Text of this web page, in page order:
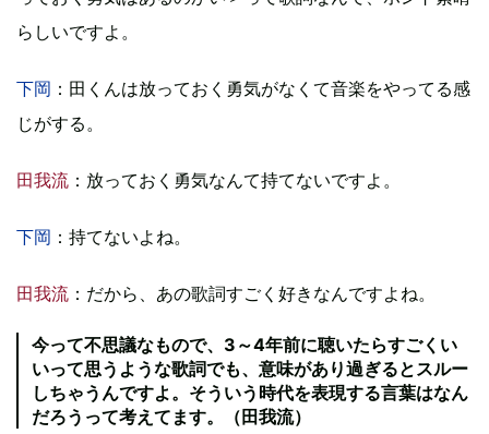
らしいですよ。
下岡 ：田くんは放っておく勇気がなくて音楽をやってる感
じがする。
田我流 ：放っておく勇気なんて持てないですよ。
下岡 ：持てないよね。
田我流 ：だから、あの歌詞すごく好きなんですよね。
今って不思議なもので、3～4年前に聴いたらすごくい
いって思うような歌詞でも、意味があり過ぎるとスルー
しちゃうんですよ。そういう時代を表現する言葉はなん
だろうって考えてます。（田我流）